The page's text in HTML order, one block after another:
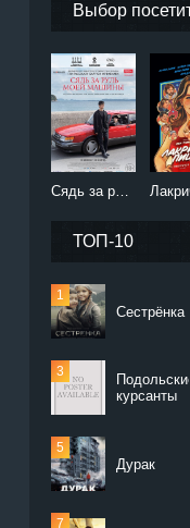
Выбор
Сядь за руль моей машины (2021)
ТОП-10
Сестрёнка
Подольские
курсанты
Дурак